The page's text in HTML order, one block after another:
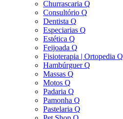
Churrascaria Q
Consultório Q
Dentista Q
Especiarias Q
Estética Q
Feijoada Q
Fisioterapia | Ortopedia Q
Hambúrguer Q
Massas Q
Motos Q
Padaria Q
Pamonha Q
Pastelaria Q